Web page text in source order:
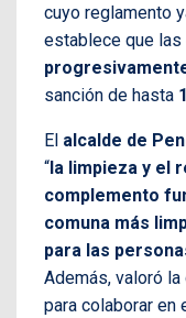
cuyo reglamento
establece que
sanción de hasta
El alcalde de
“la limpieza y el
complemento
comuna más
para las
Además, valoró
para colaborar en